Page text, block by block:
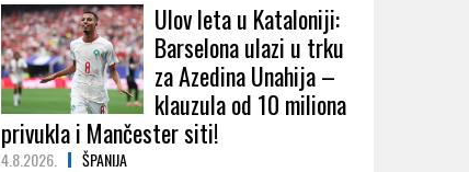
Ulov leta u Kataloniji:
Barselona ulazi u trku
za Azedina Unahija –
klauzula od 10 miliona
privukla i Mančester siti!
4.8.2026. ŠPANIJA